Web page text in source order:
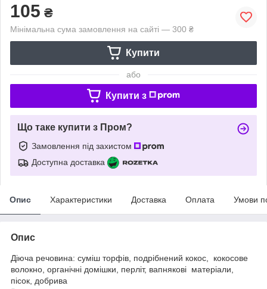
105 ₴
Мінімальна сума замовлення на сайті — 300 ₴
Купити
або
Купити з
Що таке купити з Пром?
Замовлення під захистом
Доступна доставка
Опис Характеристики Доставка Оплата Умови
Опис
Діюча речовина: суміш торфів, подрібнений кокос, кокосове
волокно, органічні домішки, перліт, вапнякові матеріали,
пісок, добрива